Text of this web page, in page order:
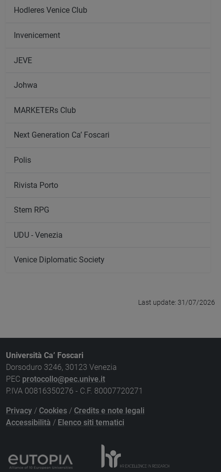
Hodleres Venice Club
Invenicement
JEVE
Johwa
MARKETERs Club
Next Generation Ca’ Foscari
Polis
Rivista Porto
Stem RPG
UDU - Venezia
Venice Diplomatic Society
Last update: 31/07/2026
Università Ca’ Foscari
Dorsoduro 3246, 30123 Venezia
PEC protocollo@pec.unive.it
P.IVA 00816350276 - C.F. 80007720271
Privacy / Cookies / Credits e note legali
Accessibilità / Elenco siti tematici